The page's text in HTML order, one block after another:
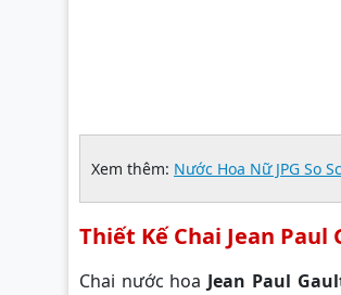
Xem thêm: Nước Hoa Nữ JPG So
Thiết Kế Chai Jean Paul
Chai nước hoa Jean Paul